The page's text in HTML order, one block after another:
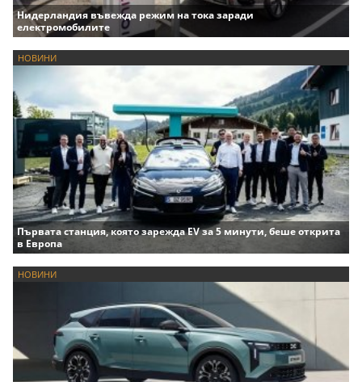
Нидерландия въвежда режим на тока заради
електромобилите
НОВИНИ
Първата станция, която зарежда EV за 5 минути, беше открита
в Европа
НОВИНИ